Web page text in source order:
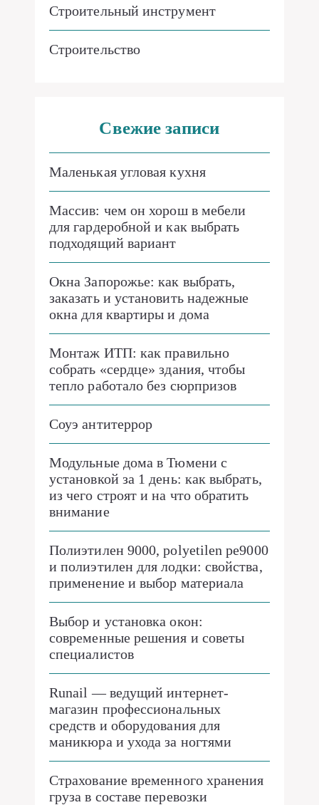
Строительный инструмент
Строительство
Свежие записи
Маленькая угловая кухня
Массив: чем он хорош в мебели
для гардеробной и как выбрать
подходящий вариант
Окна Запорожье: как выбрать,
заказать и установить надежные
окна для квартиры и дома
Монтаж ИТП: как правильно
собрать «сердце» здания, чтобы
тепло работало без сюрпризов
Соуэ антитеррор
Модульные дома в Тюмени с
установкой за 1 день: как выбрать,
из чего строят и на что обратить
внимание
Полиэтилен 9000, polyetilen pe9000
и полиэтилен для лодки: свойства,
применение и выбор материала
Выбор и установка окон:
современные решения и советы
специалистов
Runail — ведущий интернет-
магазин профессиональных
средств и оборудования для
маникюра и ухода за ногтями
Страхование временного хранения
груза в составе перевозки